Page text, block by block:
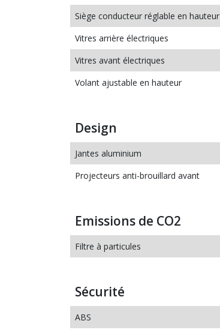
Siège conducteur réglable en hauteur
Vitres arrière électriques
Vitres avant électriques
Volant ajustable en hauteur
Design
Jantes aluminium
Projecteurs anti-brouillard avant
Emissions de CO2
Filtre à particules
Sécurité
ABS